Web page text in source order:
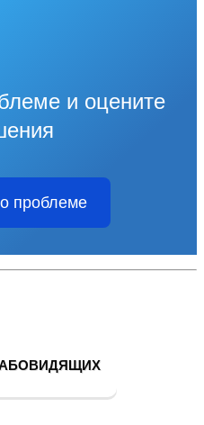
и оцените
проблеме